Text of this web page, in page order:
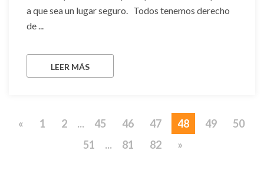
a que sea un lugar seguro. Todos tenemos derecho
de ...
LEER MÁS
« 1 2 ... 45 46 47 48 49
50
51
... 81 82 »